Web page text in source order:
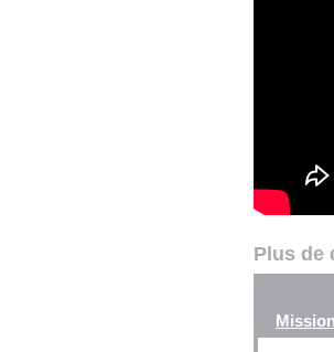
Plus de
Mission